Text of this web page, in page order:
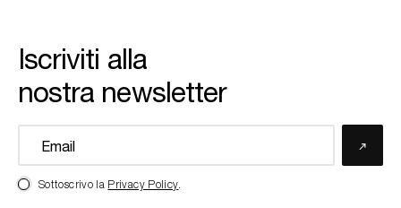
Iscriviti alla
nostra newsletter
Sottoscrivo la Privacy Policy.